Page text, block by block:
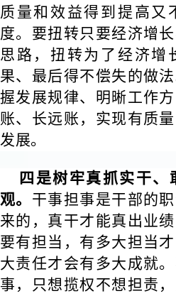
质量和效益得到提高又
度。要扭转只要经济增
思路，扭转为了经济增
果、最后得不偿失的做
握发展规律、明晰工作
账、长远账，实现有质
发展。
四是树牢真抓实干
观。 干事担事是干部的
来的，真干才能真出业
要有担当，有多大担当
大责任才会有多大成就
事，只想揽权不想担责